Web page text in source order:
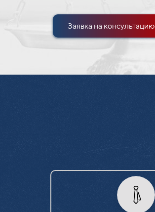
Заявка на консультацию